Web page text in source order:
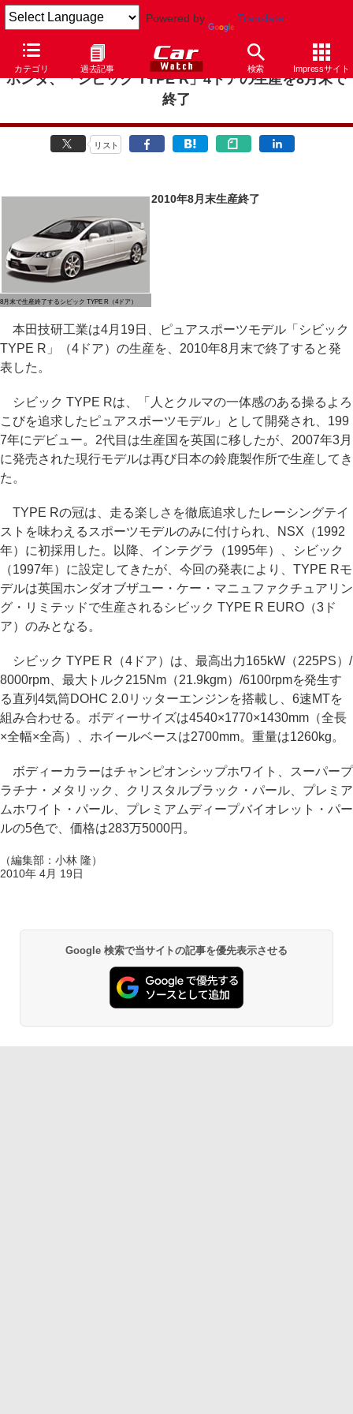
Powered by Translate
カテゴリ 過去記事 検索 Impressサイト
ホンダ、「シビック TYPE R」4ドアの生産を8月末で
終了
リスト
8月末で生産終了するシビック TYPE R（4ドア）
2010年8月末生産終了
本田技研工業は4月19日、ピュアスポーツモデル「シビック
TYPE R」（4ドア）の生産を、2010年8月末で終了すると発
表した。
シビック TYPE Rは、「人とクルマの一体感のある操るよろ
こびを追求したピュアスポーツモデル」として開発され、199
7年にデビュー。2代目は生産国を英国に移したが、2007年3月
に発売された現行モデルは再び日本の鈴鹿製作所で生産してき
た。
TYPE Rの冠は、走る楽しさを徹底追求したレーシングテイ
ストを味わえるスポーツモデルのみに付けられ、NSX（1992
年）に初採用した。以降、インテグラ（1995年）、シビック
（1997年）に設定してきたが、今回の発表により、TYPE Rモ
デルは英国ホンダオブザユー・ケー・マニュファクチュアリン
グ・リミテッドで生産されるシビック TYPE R EURO（3ド
ア）のみとなる。
シビック TYPE R（4ドア）は、最高出力165kW（225PS）/
8000rpm、最大トルク215Nm（21.9kgm）/6100rpmを発生す
る直列4気筒DOHC 2.0リッターエンジンを搭載し、6速MTを
組み合わせる。ボディーサイズは4540×1770×1430mm（全長
×全幅×全高）、ホイールベースは2700mm。重量は1260kg。
ボディーカラーはチャンピオンシップホワイト、スーパープ
ラチナ・メタリック、クリスタルブラック・パール、プレミア
ムホワイト・パール、プレミアムディープバイオレット・パー
ルの5色で、価格は283万5000円。
（編集部：小林 隆）
2010年 4月 19日
Google 検索で当サイトの記事を優先表示させる